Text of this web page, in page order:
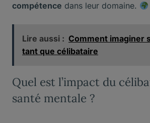
compétence dans leur domaine.
Lire aussi : Comment imaginer
tant que célibataire
Quel est l’impact du
santé mentale ?